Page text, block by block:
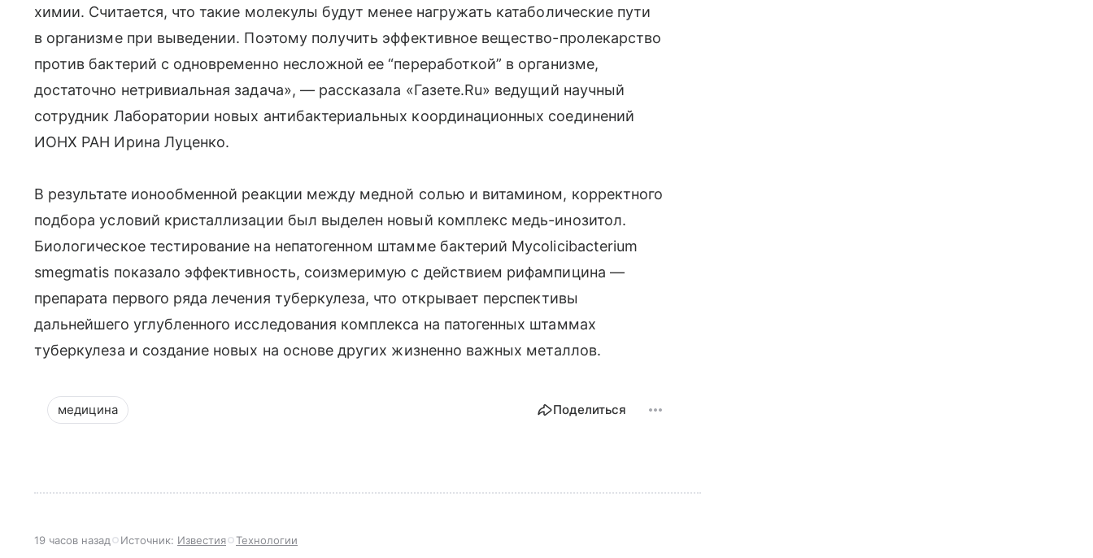
химии. Считается, что такие молекулы будут менее нагружать катаболические пути
в организме при выведении. Поэтому получить эффективное вещество-пролекарство
против бактерий с одновременно несложной ее “переработкой” в организме,
достаточно нетривиальная задача», — рассказала «Газете.Ru» ведущий научный
сотрудник Лаборатории новых антибактериальных координационных соединений
ИОНХ РАН Ирина Луценко.
В результате ионообменной реакции между медной солью и витамином, корректного
подбора условий кристаллизации был выделен новый комплекс медь-инозитол.
Биологическое тестирование на непатогенном штамме бактерий Mycolicibacterium
smegmatis показало эффективность, соизмеримую с действием рифампицина —
препарата первого ряда лечения туберкулеза, что открывает перспективы
дальнейшего углубленного исследования комплекса на патогенных штаммах
туберкулеза и создание новых на основе других жизненно важных металлов.
медицина Поделиться
19 часов назад Источник: Известия Технологии